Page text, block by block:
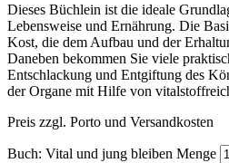
Dieses Büchlein ist die ideale
Lebensweise und Ernährung. Die
Kost, die dem Aufbau und der
Daneben bekommen Sie viele
Entschlackung und Entgiftung des
der Organe mit Hilfe von
Preis zzgl. Porto und Versandkosten
Buch: Vital und jung bleiben Menge